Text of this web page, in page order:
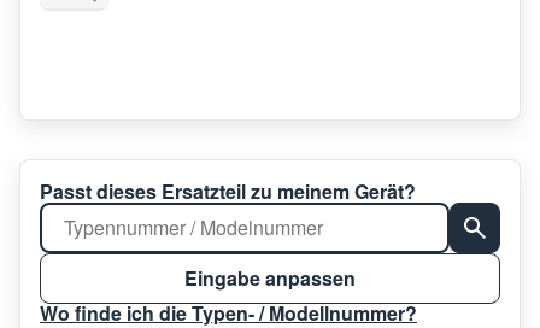
Passt dieses Ersatzteil zu meinem Gerät?
Eingabe anpassen
Wo finde ich die Typen- / Modellnummer?